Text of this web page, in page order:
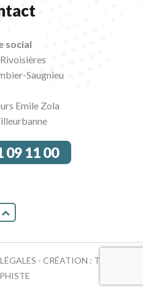
social
Saugnieu
Emile Zola
09 11 00
- CRÉATION : TRACY